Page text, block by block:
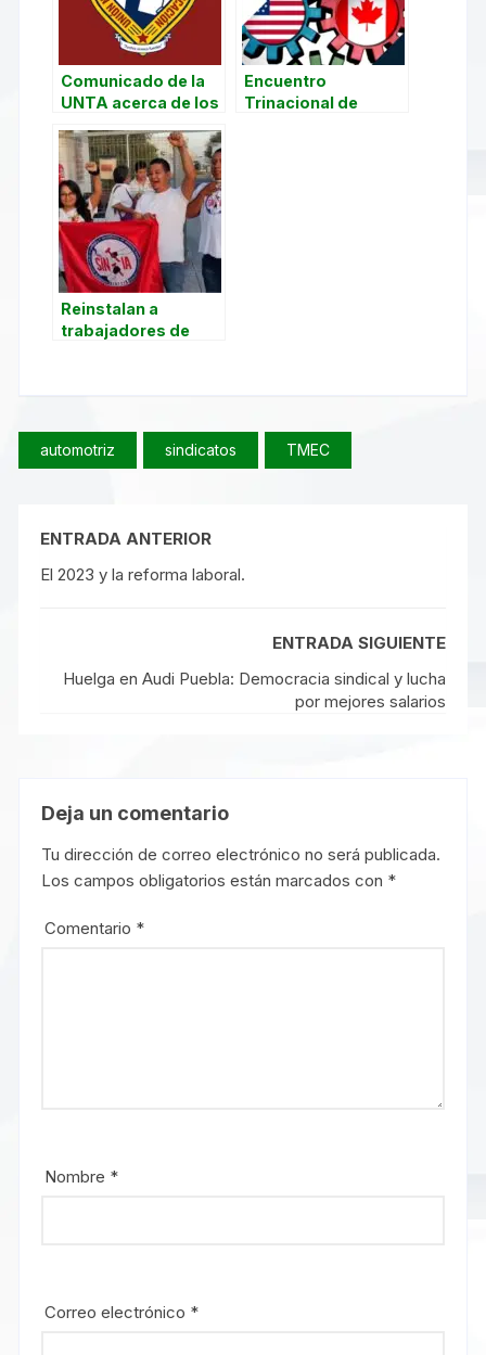
Comunicado de la
UNTA acerca de los
Encuentro
Trinacional de
Reinstalan a
trabajadores de
automotriz sindicatos TMEC
ENTRADA ANTERIOR
El 2023 y la reforma laboral.
ENTRADA SIGUIENTE
Huelga en Audi Puebla: Democracia sindical y lucha
por mejores salarios
Deja un comentario
Tu dirección de correo electrónico no será publicada.
Los campos obligatorios están marcados con *
Comentario *
Nombre *
Correo electrónico *